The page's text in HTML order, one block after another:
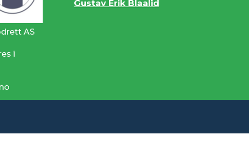
AS
i
Gustav Erik Blaalid